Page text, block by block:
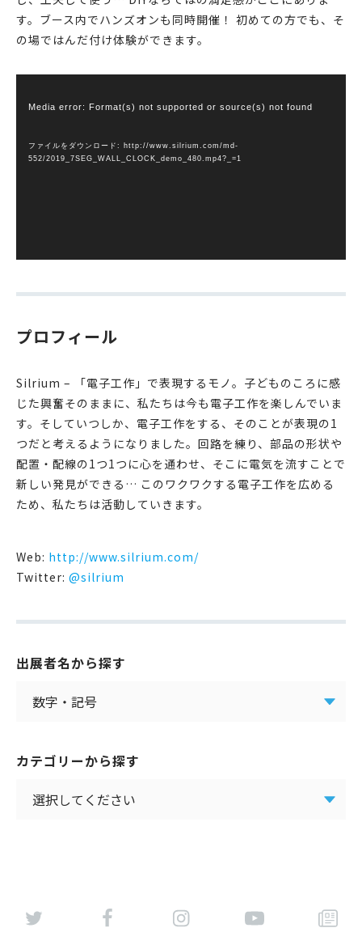
す。ブース内でハンズオンも同時開催！ 初めての方でも、そ
の場ではんだ付け体験ができます。
Media error: Format(s) not supported or source(s) not found
ファイルをダウンロード: http://www.silrium.com/md-
552/2019_7SEG_WALL_CLOCK_demo_480.mp4?_=1
プロフィール
Silrium – 「電子工作」で表現するモノ。子どものころに感
じた興奮そのままに、私たちは今も電子工作を楽しんでいま
す。そしていつしか、電子工作をする、そのことが表現の1
つだと考えるようになりました。回路を練り、部品の形状や
配置・配線の1つ1つに心を通わせ、そこに電気を流すことで
新しい発見ができる… このワクワクする電子工作を広める
ため、私たちは活動していきます。
Web: http://www.silrium.com/
Twitter: @silrium
出展者名から探す
カテゴリーから探す